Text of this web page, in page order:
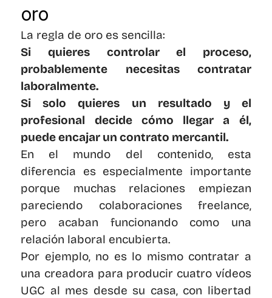
oro
La regla de oro es sencilla:
Si quieres controlar el proceso,
probablemente necesitas contratar
laboralmente.
Si solo quieres un resultado y el
profesional decide cómo llegar a él,
puede encajar un contrato mercantil.
En el mundo del contenido, esta
diferencia es especialmente importante
porque muchas relaciones empiezan
pareciendo colaboraciones freelance,
pero acaban funcionando como una
relación laboral encubierta.
Por ejemplo, no es lo mismo contratar a
una creadora para producir cuatro vídeos
UGC al mes desde su casa, con libertad